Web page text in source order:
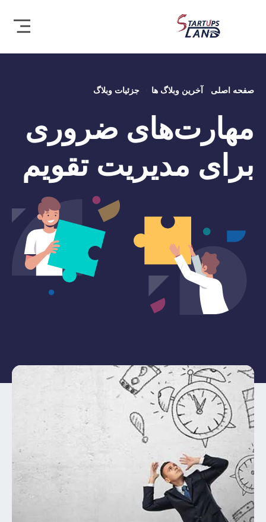
صفحه اصلی آخرین وبلاگ ها جزئیات وبلاگ
مهارت‌های ضروری
برای مدیریت تقویم